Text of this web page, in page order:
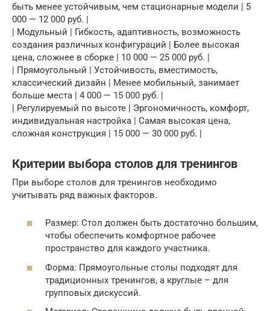
быть менее устойчивым, чем стационарные модели | 5
000 — 12 000 руб. |
| Модульный | Гибкость, адаптивность, возможность
создания различных конфигураций | Более высокая
цена, сложнее в сборке | 10 000 — 25 000 руб. |
| Прямоугольный | Устойчивость, вместимость,
классический дизайн | Менее мобильный, занимает
больше места | 4 000 — 15 000 руб. |
| Регулируемый по высоте | Эргономичность, комфорт,
индивидуальная настройка | Самая высокая цена,
сложная конструкция | 15 000 — 30 000 руб. |
Критерии выбора столов для тренингов
При выборе столов для тренингов необходимо
учитывать ряд важных факторов.
Размер: Стол должен быть достаточно большим,
чтобы обеспечить комфортное рабочее
пространство для каждого участника.
Форма: Прямоугольные столы подходят для
традиционных тренингов, а круглые – для
групповых дискуссий.